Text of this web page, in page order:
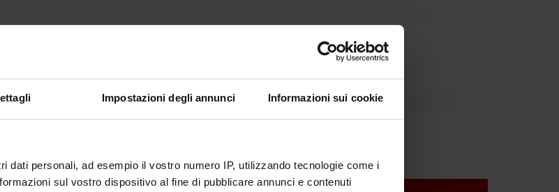
Impostazioni degli annunci Informazioni sui cookie
dati personali, ad esempio il vostro numero IP, utilizzando tecnologie come i
sul vostro dispositivo al fine di pubblicare annunci e contenuti